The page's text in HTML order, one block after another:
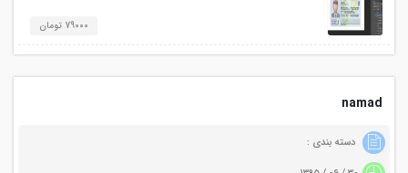
79000 تومان
namad
دسته بندی :